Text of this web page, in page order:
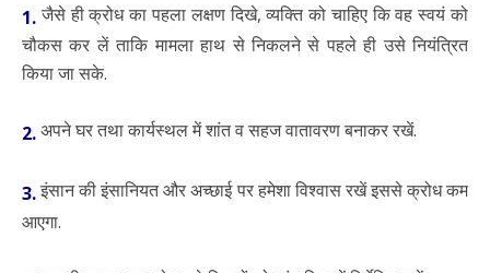
1.जैसे ही क्रोध का पहला लक्षण दिखे, व्यक्ति को चाहिए कि वह स्वयं को
चौकस कर लें ताकि मामला हाथ से निकलने से पहले ही उसे नियंत्रित
किया जा सके.
2.अपने घर तथा कार्यस्थल में शांत व सहज वातावरण बनाकर रखें.
3.इंसान की इंसानियत और अच्छाई पर हमेशा विश्वास रखें इससे क्रोध कम
आएगा.